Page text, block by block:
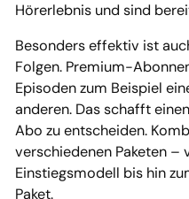
Hörerlebnis und sind
Besonders effektiv ist
Folgen. Premium-
Episoden zum Beispiel
anderen. Das schafft
Abo zu entscheiden.
verschiedenen Paketen –
Einstiegsmodell bis hin
Paket.